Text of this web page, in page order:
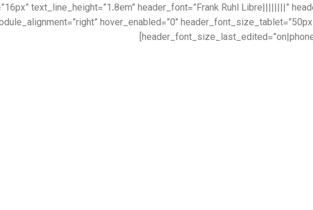
text_line_height=”1.8em” header_font=”Frank Ruhl Libre||||||||”
hover_enabled=”0″